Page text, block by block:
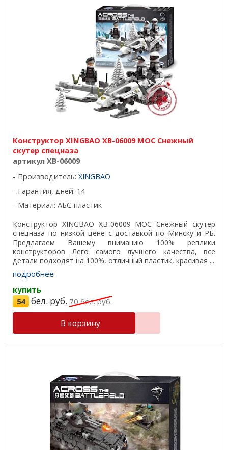
Конструктор XINGBAO XB-06009 MOC Снежный
скутер спецназа
артикул XB-06009
Производитель: XINGBAO
Гарантия, дней: 14
Материал: АБС-пластик
Конструктор XINGBAO XB-06009 MOC Снежный скутер
спецназа по низкой цене с доставкой по Минску и РБ.
Предлагаем Вашему вниманию 100% реплики
конструкторов Лего самого лучшего качества, все
детали подходят на 100%, отличный пластик, красивая ...
подробнее
купить
54 бел. руб. 70бел. руб.
В корзину